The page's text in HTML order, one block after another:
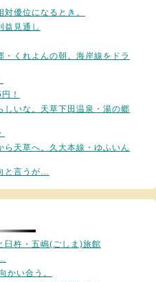
優位になるとき。
益見通し
くれよんの朝。海岸線をドラ
！
いな。天草下田温泉・湯の郷
天草へ。久大本線・ゆふいん
と言うが…
杵・五嶋(ごしま)旅館
かい合う。